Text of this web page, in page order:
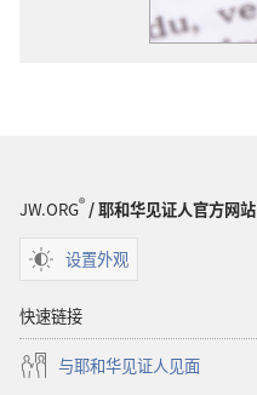
JW.ORG®/ 耶和华见证人官方网站
设置外观
快速链接
与耶和华见证人见面